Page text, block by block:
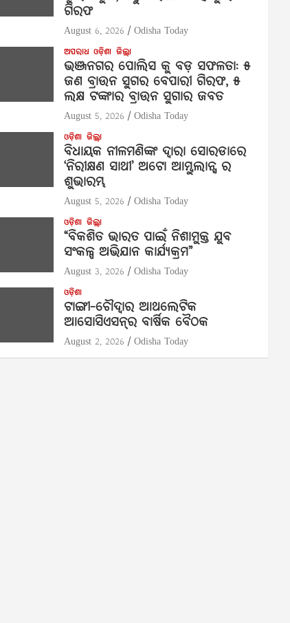
ଗିରଫ
August 6, 2026 Odisha Today
ଅପରାଧ ଓଡ଼ିଶା ଜିଲ୍ଲା
ଭଞ୍ଜନଗର ପୋଲିସ କୁ ବଡ଼ ସଫଳତା: ୫
ଜଣ ବ୍ରାଉନ ସୁଗର ବେପାରୀ ଗିରଫ, ୫
ଲକ୍ଷ ଟଙ୍କାର ବ୍ରାଉନ ସୁଗାର ଜବତ
August 5, 2026 Odisha Today
ଓଡ଼ିଶା ଜିଲ୍ଲା
ବିଧାୟକ ନୀଳମଣିଙ୍କ ଦ୍ବାରା ସୋରଡାରେ
‘ନିରୀକ୍ଷଣ ସାଥୀ’ ଅଟୋ ଆମ୍ବୁଲାନ୍ସ ର
ଶୁଭାରମ୍ଭ
August 5, 2026 Odisha Today
ଓଡ଼ିଶା ଜିଲ୍ଲା
“ବିକଶିତ ଭାରତ ପାଇଁ ନିଶାମୁକ୍ତ ଯୁବ
ସଂକଳ୍ପ ଅଭିଯାନ କାର୍ଯ୍ୟକ୍ରମ”
August 3, 2026 Odisha Today
ଓଡ଼ିଶା
ଟାଙ୍ଗୀ-ଚୌଦ୍ୱାର ଆଥଲେଟିକ
ଆସୋସିଏସନ୍‌ର ବାର୍ଷିକ ବୈଠକ
August 2, 2026 Odisha Today